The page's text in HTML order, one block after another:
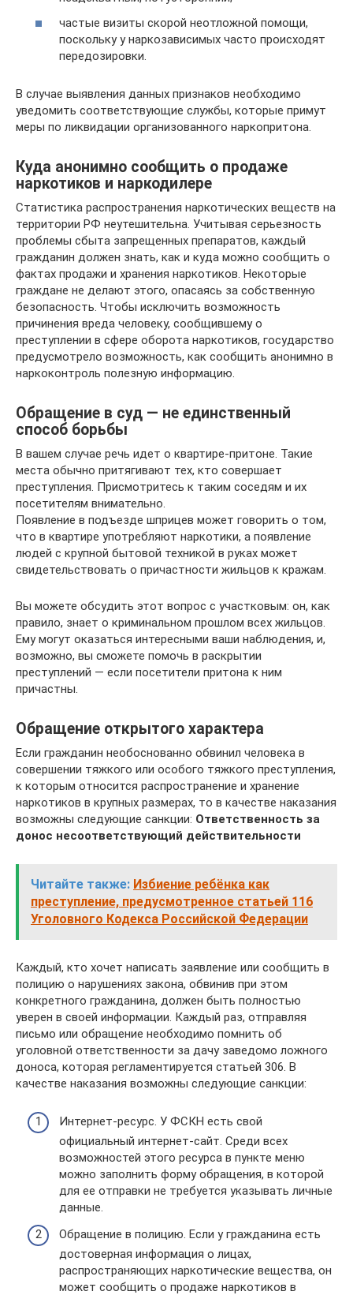
частые визиты скорой неотложной помощи,
поскольку у наркозависимых часто происходят
передозировки.
В случае выявления данных признаков необходимо
уведомить соответствующие службы, которые примут
меры по ликвидации организованного наркопритона.
Куда анонимно сообщить о продаже
наркотиков и наркодилере
Статистика распространения наркотических веществ на
территории РФ неутешительна. Учитывая серьезность
проблемы сбыта запрещенных препаратов, каждый
гражданин должен знать, как и куда можно сообщить о
фактах продажи и хранения наркотиков. Некоторые
граждане не делают этого, опасаясь за собственную
безопасность. Чтобы исключить возможность
причинения вреда человеку, сообщившему о
преступлении в сфере оборота наркотиков, государство
предусмотрело возможность, как сообщить анонимно в
наркоконтроль полезную информацию.
Обращение в суд — не единственный
способ борьбы
В вашем случае речь идет о квартире-притоне. Такие
места обычно притягивают тех, кто совершает
преступления. Присмотритесь к таким соседям и их
посетителям внимательно.
Появление в подъезде шприцев может говорить о том,
что в квартире употребляют наркотики, а появление
людей с крупной бытовой техникой в руках может
свидетельствовать о причастности жильцов к кражам.
Вы можете обсудить этот вопрос с участковым: он, как
правило, знает о криминальном прошлом всех жильцов.
Ему могут оказаться интересными ваши наблюдения, и,
возможно, вы сможете помочь в раскрытии
преступлений — если посетители притона к ним
причастны.
Обращение открытого характера
Если гражданин необоснованно обвинил человека в
совершении тяжкого или особого тяжкого преступления,
к которым относится распространение и хранение
наркотиков в крупных размерах, то в качестве наказания
возможны следующие санкции: Ответственность за
донос несоответствующий действительности
Читайте также: Избиение ребёнка как
преступление, предусмотренное статьей 116
Уголовного Кодекса Российской Федерации
Каждый, кто хочет написать заявление или сообщить в
полицию о нарушениях закона, обвинив при этом
конкретного гражданина, должен быть полностью
уверен в своей информации. Каждый раз, отправляя
письмо или обращение необходимо помнить об
уголовной ответственности за дачу заведомо ложного
доноса, которая регламентируется статьей 306. В
качестве наказания возможны следующие санкции:
Интернет-ресурс. У ФСКН есть свой
официальный интернет-сайт. Среди всех
возможностей этого ресурса в пункте меню
можно заполнить форму обращения, в которой
для ее отправки не требуется указывать личные
данные.
Обращение в полицию. Если у гражданина есть
достоверная информация о лицах,
распространяющих наркотические вещества, он
может сообщить о продаже наркотиков в